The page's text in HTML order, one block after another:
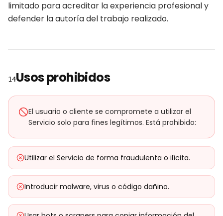
limitado para acreditar la experiencia profesional y
defender la autoría del trabajo realizado.
14Usos prohibidos
El usuario o cliente se compromete a utilizar el
Servicio solo para fines legítimos. Está prohibido:
Utilizar el Servicio de forma fraudulenta o ilícita.
Introducir malware, virus o código dañino.